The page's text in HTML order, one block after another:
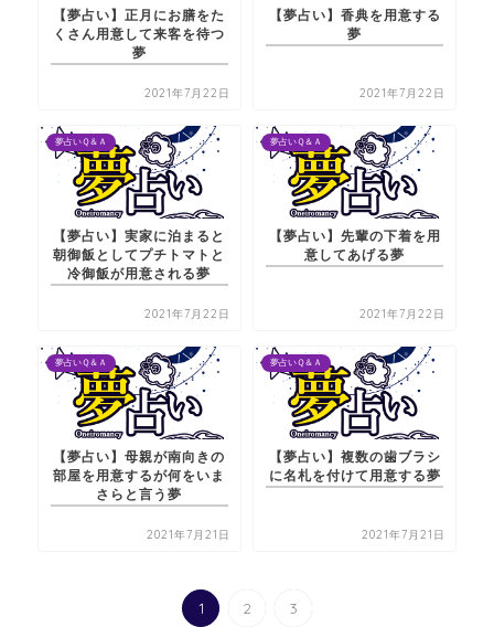
【夢占い】正月にお膳をた
くさん用意して来客を待つ
夢
2021年7月22日
【夢占い】香典を用意する
夢
2021年7月22日
夢占いＱ＆Ａ
【夢占い】実家に泊まると
朝御飯としてプチトマトと
冷御飯が用意される夢
2021年7月22日
夢占いＱ＆Ａ
【夢占い】先輩の下着を用
意してあげる夢
2021年7月22日
夢占いＱ＆Ａ
【夢占い】母親が南向きの
部屋を用意するが何をいま
さらと言う夢
2021年7月21日
夢占いＱ＆Ａ
【夢占い】複数の歯ブラシ
に名札を付けて用意する夢
2021年7月21日
1 2 3